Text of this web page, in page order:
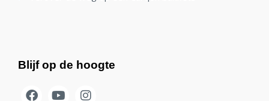
Blijf op de hoogte